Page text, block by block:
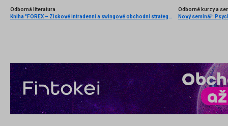
Odborná literatura
Kniha "FOREX – Ziskové intradenní a swingové obchodní strategie" od Kathy Lien vychází v češtině!
Odborné kurzy a